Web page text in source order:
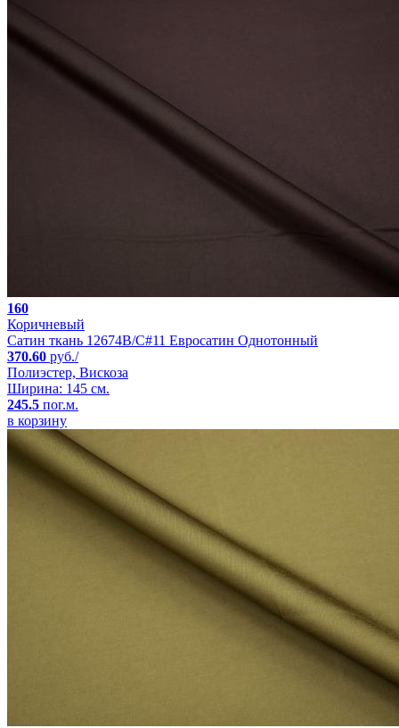
160
Коричневый
Сатин ткань 12674B/C#11 Евросатин Однотонный
370.60 руб./
Полиэстер, Вискоза
Ширина: 145 см.
245.5 пог.м.
в корзину